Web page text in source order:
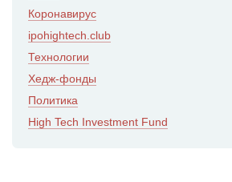
Коронавирус
ipohightech.club
Технологии
Хедж-фонды
Политика
High Tech Investment Fund